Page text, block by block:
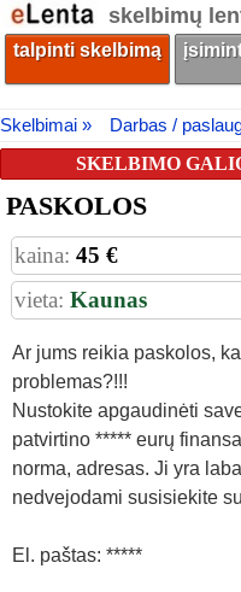
skelbimų
talpinti skelbimą
Skelbimai » Darbas /
SKELBIMO
PASKOLOS
kaina: 45 €
vieta: Kaunas
Ar jums reikia paskolos,
problemas?!!!
Nustokite apgaudinėti
patvirtino ***** eurų
norma, adresas. Ji yra
nedvejodami susisiekite
El. paštas: *****